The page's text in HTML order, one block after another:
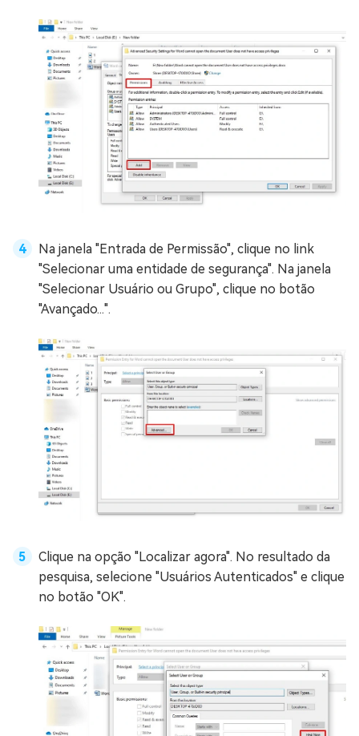
Na janela "Entrada de Permissão", clique no link
"Selecionar uma entidade de segurança". Na janela
"Selecionar Usuário ou Grupo", clique no botão
"Avançado...".
Clique na opção "Localizar agora". No resultado da
pesquisa, selecione "Usuários Autenticados" e clique
no botão "OK".